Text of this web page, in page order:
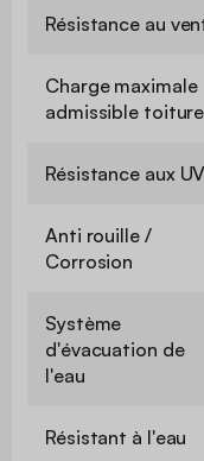
Résistance au
Charge maximale
admissible toiture
Résistance aux UV
Anti rouille /
Corrosion
Système
d'évacuation de
l'eau
Résistant à l'eau